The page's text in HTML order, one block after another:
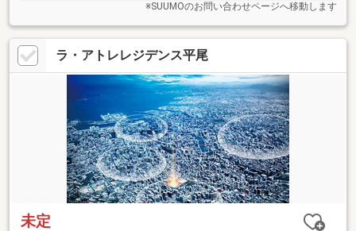
※SUUMOのお問い合わせページへ移動します
ラ・アトレレジデンス平尾
未定